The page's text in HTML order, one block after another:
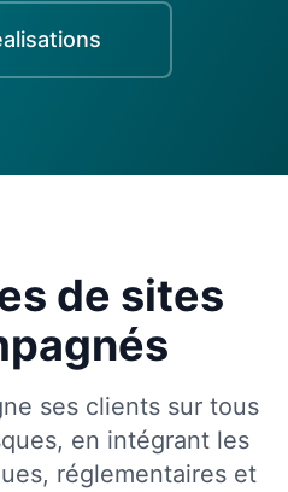
de sites
ses clients sur tous
en intégrant les
réglementaires et